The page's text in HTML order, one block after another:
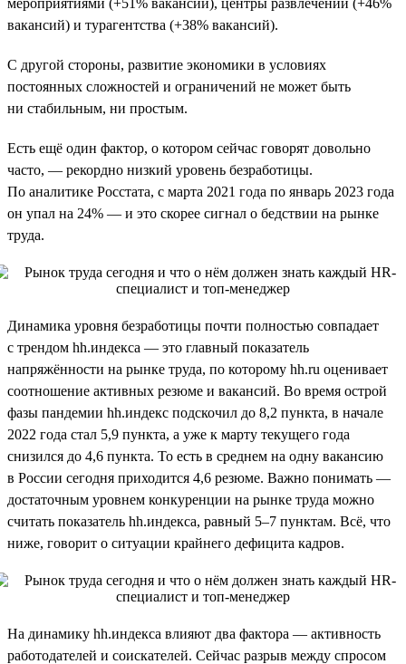
вакансий) и турагентства (+38% вакансий).
С другой стороны, развитие экономики в условиях
постоянных сложностей и ограничений не может быть
ни стабильным, ни простым.
Есть ещё один фактор, о котором сейчас говорят довольно
часто, — рекордно низкий уровень безработицы.
По аналитике Росстата, с марта 2021 года по январь 2023 года
он упал на 24% — и это скорее сигнал о бедствии на рынке
труда.
Динамика уровня безработицы почти полностью совпадает
с трендом hh.индекса — это главный показатель
напряжённости на рынке труда, по которому hh.ru оценивает
соотношение активных резюме и вакансий. Во время острой
фазы пандемии hh.индекс подскочил до 8,2 пункта, в начале
2022 года стал 5,9 пункта, а уже к марту текущего года
снизился до 4,6 пункта. То есть в среднем на одну вакансию
в России сегодня приходится 4,6 резюме. Важно понимать —
достаточным уровнем конкуренции на рынке труда можно
считать показатель hh.индекса, равный 5–7 пунктам. Всё, что
ниже, говорит о ситуации крайнего дефицита кадров.
На динамику hh.индекса влияют два фактора — активность
работодателей и соискателей. Сейчас разрыв между спросом